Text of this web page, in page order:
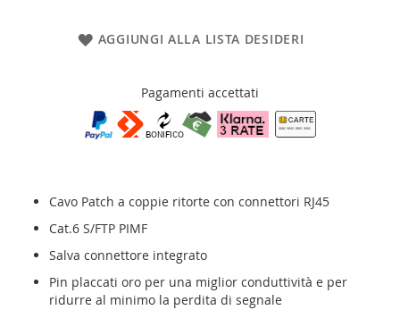
AGGIUNGI ALLA LISTA DESIDERI
Pagamenti accettati
Cavo Patch a coppie ritorte con connettori RJ45
Cat.6 S/FTP PIMF
Salva connettore integrato
Pin placcati oro per una miglior conduttività e per
ridurre al minimo la perdita di segnale